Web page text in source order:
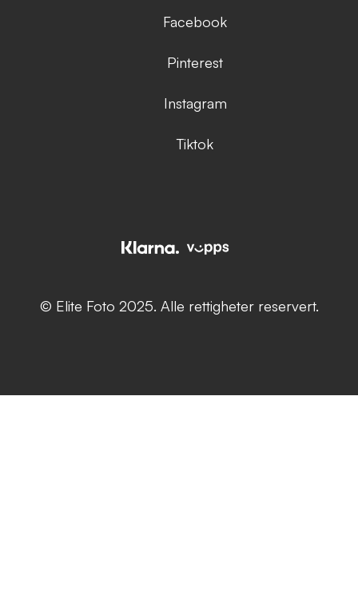
Facebook
Pinterest
Instagram
Tiktok
© Elite Foto 2025. Alle rettigheter reservert.